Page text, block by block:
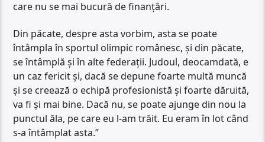
care nu se mai bucură de finanțări.
Din păcate, despre asta vorbim, asta se poate
întâmpla în sportul olimpic românesc, și din păcate,
se întâmplă și în alte federații. Judoul, deocamdată, e
un caz fericit și, dacă se depune foarte multă muncă
și se creează o echipă profesionistă și foarte dăruită,
va fi și mai bine. Dacă nu, se poate ajunge din nou la
punctul ăla, pe care eu l-am trăit. Eu eram în lot când
s-a întâmplat asta.”